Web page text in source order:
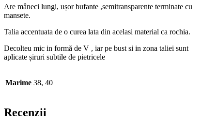
Are mâneci lungi, ușor bufante ,semitransparente terminate cu
mansete.
Talia accentuata de o curea lata din acelasi material ca rochia.
Decolteu mic in formă de V , iar pe bust si in zona taliei sunt
aplicate șiruri subtile de pietricele
Marime 38, 40
Recenzii